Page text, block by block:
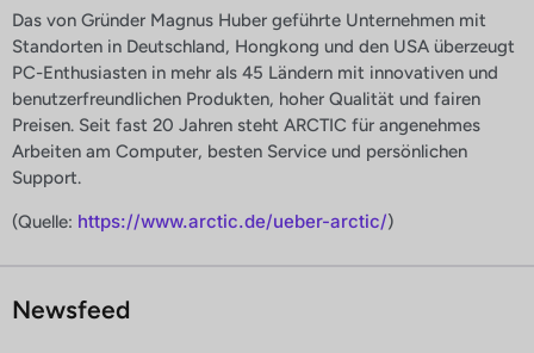
Das von Gründer Magnus Huber geführte Unternehmen mit
Standorten in Deutschland, Hongkong und den USA überzeugt
PC-Enthusiasten in mehr als 45 Ländern mit innovativen und
benutzerfreundlichen Produkten, hoher Qualität und fairen
Preisen. Seit fast 20 Jahren steht ARCTIC für angenehmes
Arbeiten am Computer, besten Service und persönlichen
Support.
(Quelle: https://www.arctic.de/ueber-arctic/)
Newsfeed